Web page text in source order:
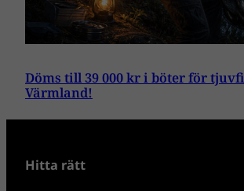
Döms till 39 000 kr i böter för
Värmland!
Hitta rätt